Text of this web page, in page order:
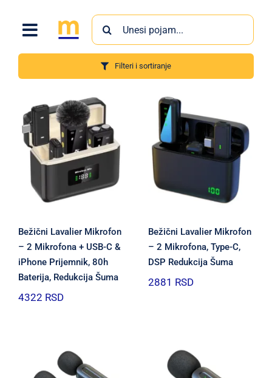
content
Search
for:
Filteri i sortiranje
Bežični Lavalier Mikrofon
– 2 Mikrofona + USB-C &
iPhone Prijemnik, 80h
Baterija, Redukcija Šuma
4322 RSD
Bežični Lavalier Mikrofon
– 2 Mikrofona, Type-C,
DSP Redukcija Šuma
2881 RSD
Proizvodi